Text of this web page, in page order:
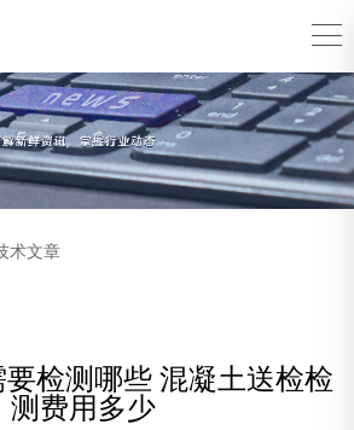
术文章
检测哪些 混凝土送检检
测费用多少